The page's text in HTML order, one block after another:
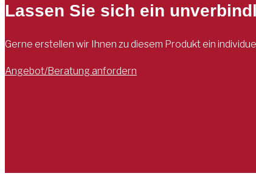
Lassen Sie sich ein
Gerne erstellen wir Ihnen zu diesem Produkt ein
Angebot/Beratung anfordern